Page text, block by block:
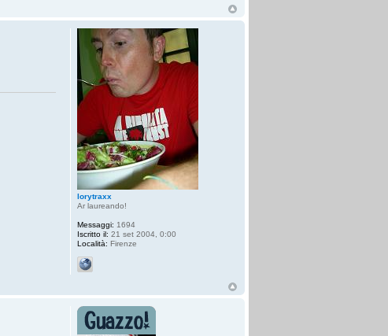
lorytraxx
Ar laureando!
Messaggi: 1694
Iscritto il: 21 set 2004, 0:00
Località: Firenze